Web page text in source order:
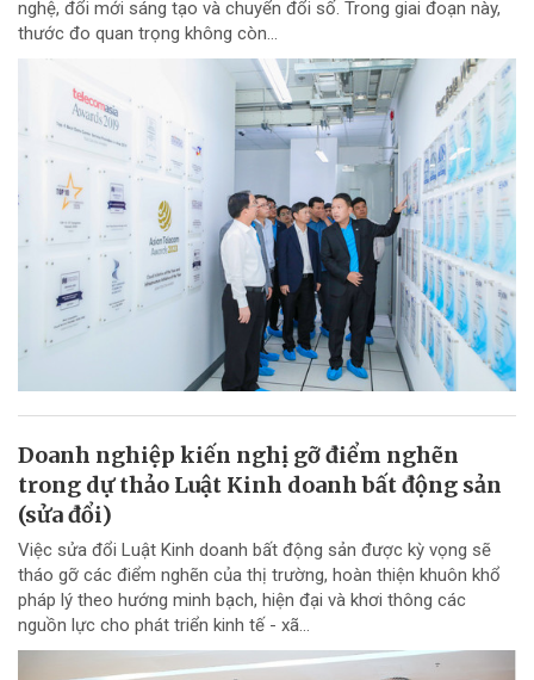
nghệ, đổi mới sáng tạo và chuyển đổi số. Trong giai đoạn này,
thước đo quan trọng không còn...
Doanh nghiệp kiến nghị gỡ điểm nghẽn
trong dự thảo Luật Kinh doanh bất động sản
(sửa đổi)
Việc sửa đổi Luật Kinh doanh bất động sản được kỳ vọng sẽ
tháo gỡ các điểm nghẽn của thị trường, hoàn thiện khuôn khổ
pháp lý theo hướng minh bạch, hiện đại và khơi thông các
nguồn lực cho phát triển kinh tế - xã...